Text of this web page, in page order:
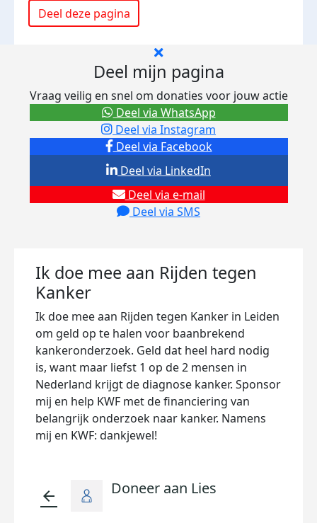
Deel deze pagina
Deel mijn pagina
Vraag veilig en snel om donaties voor jouw actie
Deel via Facebook
Deel via Instagram
Deel via e-mail
Deel via SMS
Deel via LinkedIn
Deel via WhatsApp
Ik doe mee aan Rijden tegen
Kanker
Ik doe mee aan Rijden tegen Kanker in Leiden
om geld op te halen voor baanbrekend
kankeronderzoek. Geld dat heel hard nodig
is, want maar liefst 1 op de 2 mensen in
Nederland krijgt de diagnose kanker. Sponsor
mij en help KWF met de financiering van
belangrijk onderzoek naar kanker. Namens
mij en KWF: dankjewel!
arrow_back Doneer aan Lies